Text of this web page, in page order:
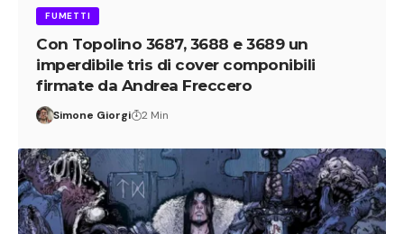
FUMETTI
Con Topolino 3687, 3688 e 3689 un
imperdibile tris di cover componibili
firmate da Andrea Freccero
Simone Giorgi 2 Min